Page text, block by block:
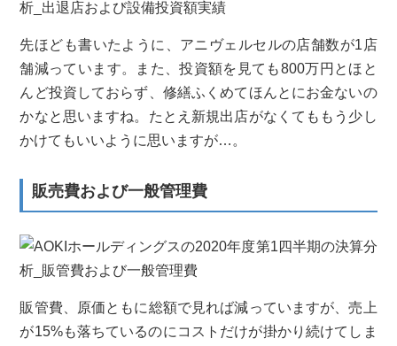
先ほども書いたように、アニヴェルセルの店舗数が1店
舗減っています。また、投資額を見ても800万円とほと
んど投資しておらず、修繕ふくめてほんとにお金ないの
かなと思いますね。たとえ新規出店がなくてももう少し
かけてもいいように思いますが…。
販売費および一般管理費
販管費、原価ともに総額で見れば減っていますが、売上
が15%も落ちているのにコストだけが掛かり続けてしま